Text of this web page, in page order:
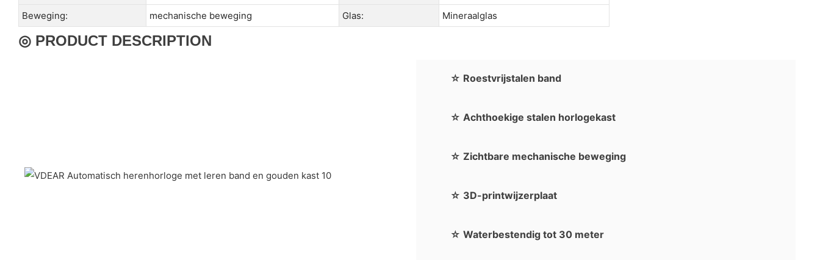
Beweging:
mechanische beweging Glas: Mineraalglas
◎ PRODUCT DESCRIPTION
☆ Roestvrijstalen band
☆ Achthoekige stalen horlogekast
☆ Zichtbare mechanische beweging
☆ 3D-printwijzerplaat
☆ Waterbestendig tot 30 meter